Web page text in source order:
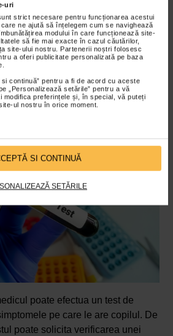
uri
strict necesare pentru funcționarea acestui
ne ajută să înțelegem cum se navighează
modului în care funcționează site-
să fie mai exacte în cazul căutărilor,
site-ului nostru. Partenerii noștri folosesc
a oferi publicitate personalizată pe baza
continuă” pentru a fi de acord cu aceste
„Personalizează setările” pentru a vă
modifica preferințele și, în special, vă puteți
ul nostru în orice moment.
SI CONTINUĂ
SETĂRILE
ca toti bebelusii sa fie supusi
primul an de viata pentru a se
de anemie.
aceste teste mai devreme decat
de risc pentru anemie. In
bebelusii nascuti prematur sau
o greutate foarte mica la nastere.
poate efectua un test de
pe care le are copilul. De
poate solicita verificarea unei